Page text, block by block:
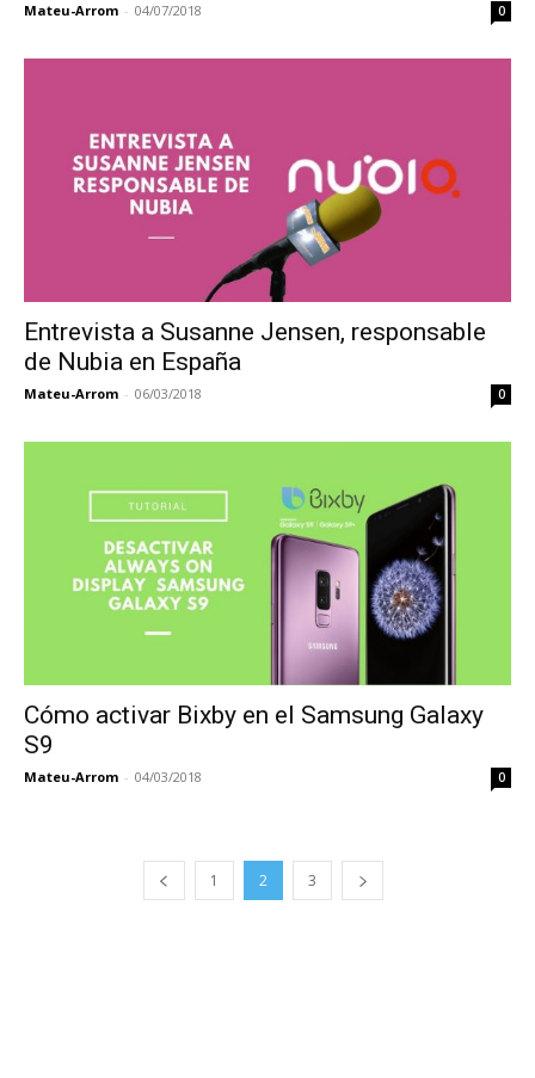
Mateu-Arrom - 04/07/2018 0
Entrevista a Susanne Jensen, responsable
de Nubia en España
Mateu-Arrom - 06/03/2018 0
Cómo activar Bixby en el Samsung Galaxy
S9
Mateu-Arrom - 04/03/2018 0
1 2 3